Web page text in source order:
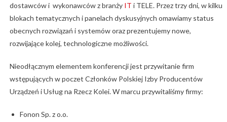
dostawców i wykonawców z branżyIT i TELE. Przez trzy dni, w kilku
blokach tematycznych i panelach dyskusyjnych omawiamy status
obecnych rozwiązań i systemów oraz prezentujemy nowe,
rozwijające kolej, technologiczne możliwości.
Nieodłącznym elementem konferencji jest przywitanie firm
wstępujących w poczet Członków Polskiej Izby Producentów
Urządzeń i Usług na Rzecz Kolei. W marcu przywitaliśmy firmy:
Fonon Sp. z o.o.